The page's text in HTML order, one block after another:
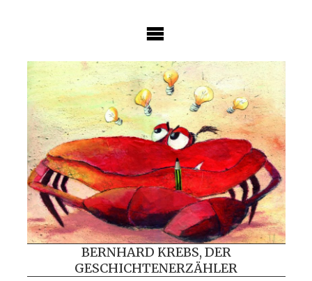
BERNHARD KREBS, DER
GESCHICHTENERZÄHLER